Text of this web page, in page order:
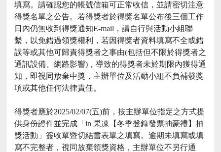
填寫。請確認您的帳號信箱可正常收信，並請密切注意
得獎名單之公告。若得獎者於得獎名單公布後三個工作
日內仍無收到得獎通知E-mail，請自行與活動小組聯
繫，以免錯過領獎權利，若因得獎者資料填寫不全或錯
誤等或其他可歸責得獎者之事由(包括但不限於得獎者之
通訊設備、網路影響)，導致的得獎者未於期限內獲得通
知，即視同放棄中獎，主辦單位及活動小組不負補發獎
項或其他任何法律責任。
得獎者應於2025/02/07(五)前，按主辦單位指定之方式提
供身份證件並完成「in 果凍【冬季登錄發票抽豪禮】抽
獎活動」簽收單暨切結書表單之填寫。逾期未填寫或填
寫不完整者，視同放棄領獎資格，主辦單位不另行通